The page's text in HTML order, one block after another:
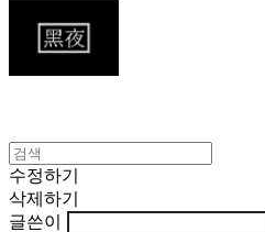
수정하기
삭제하기
글쓴이